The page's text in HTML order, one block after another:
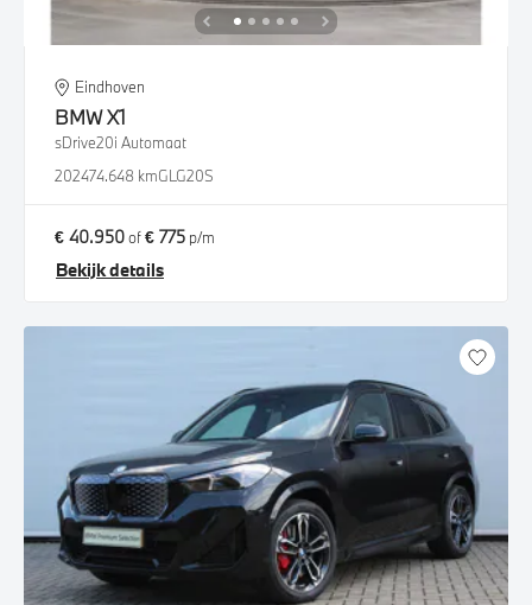
Eindhoven
BMWX1
sDrive20i Automaat
202474.648 kmGLG20S
€ 40.950of€ 775 p/m
Bekijk details